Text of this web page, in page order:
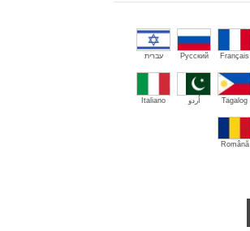
Français
Русский עברית
Tagalog اُردو Italiano
Română